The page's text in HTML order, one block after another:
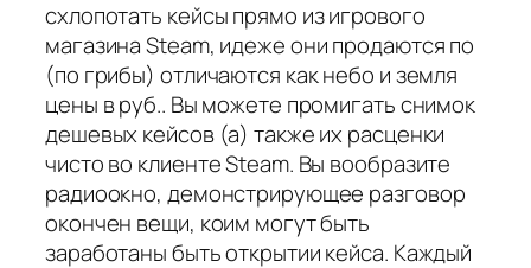
схлопотать кейсы прямо из игрового
магазина Steam, идеже они продаются по
(по грибы) отличаются как небо и земля
цены в руб.. Вы можете промигать снимок
дешевых кейсов (а) также их расценки
чисто во клиенте Steam. Вы вообразите
радиоокно, демонстрирующее разговор
окончен вещи, коим могут быть
заработаны быть открытии кейса. Каждый